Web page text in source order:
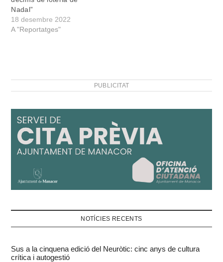
Nadal”
18 desembre 2022
A "Reportatges"
PUBLICITAT
NOTÍCIES RECENTS
Sus a la cinquena edició del Neuròtic: cinc anys de cultura
crítica i autogestió